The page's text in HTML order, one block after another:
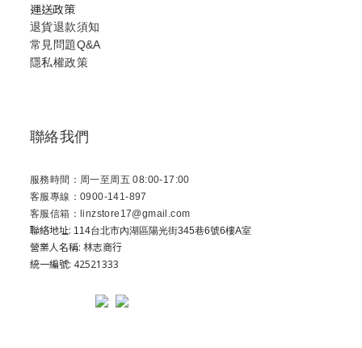
運送政策
退貨退款須知
常見問題Q&A
隱私權政策
聯絡我們
服務時間：周一至周五 08:00-17:00
客服專線：0900-141-897
客服信箱：linzstore17@gmail.com
聯絡地址: 114台北市內湖區陽光街345巷6號6樓A室
營業人名稱: 林志商行
統一編號: 42521333